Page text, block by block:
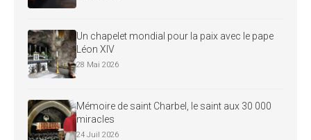
Un chapelet mondial pour la paix avec le pape
Léon XIV
28 Mai 2026
Mémoire de saint Charbel, le saint aux 30 000
miracles
24 Juil 2026